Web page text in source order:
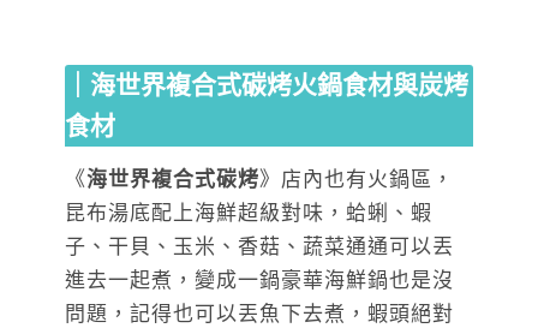
｜海世界複合式碳烤火鍋食材與炭烤
食材
《海世界複合式碳烤》店內也有火鍋區，
昆布湯底配上海鮮超級對味，蛤蜊、蝦
子、干貝、玉米、香菇、蔬菜通通可以丟
進去一起煮，變成一鍋豪華海鮮鍋也是沒
問題，記得也可以丟魚下去煮，蝦頭絕對